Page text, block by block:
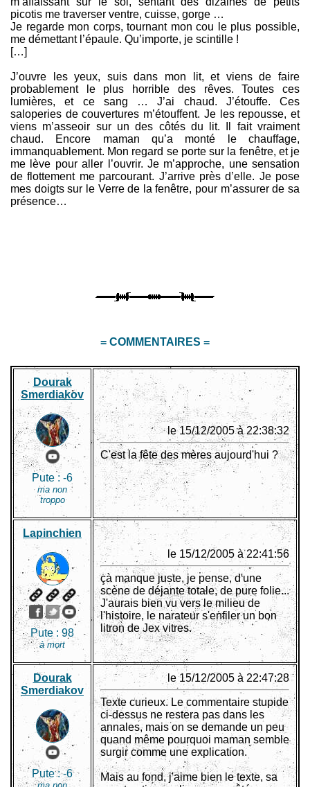
picotis me traverser ventre, cuisse, gorge …
Je regarde mon corps, tournant mon cou le plus possible,
me démettant l’épaule. Qu’importe, je scintille !
[…]
J’ouvre les yeux, suis dans mon lit, et viens de faire
probablement le plus horrible des rêves. Toutes ces
lumières, et ce sang … J’ai chaud. J’étouffe. Ces
saloperies de couvertures m’étouffent. Je les repousse, et
viens m’asseoir sur un des côtés du lit. Il fait vraiment
chaud. Encore maman qu’a monté le chauffage,
immanquablement. Mon regard se porte sur la fenêtre, et je
me lève pour aller l’ouvrir. Je m’approche, une sensation
de flottement me parcourant. J’arrive près d’elle. Je pose
mes doigts sur le Verre de la fenêtre, pour m’assurer de sa
présence…
= COMMENTAIRES =
Dourak
Smerdiakov
Pute : -6
ma non
troppo
le 15/12/2005 à 22:38:32
C'est la fête des mères aujourd'hui ?
Lapinchien
Pute : 98
à mort
le 15/12/2005 à 22:41:56
çà manque juste, je pense, d'une
scène de déjante totale, de pure folie...
J'aurais bien vu vers le milieu de
l'histoire, le narateur s'enfiler un bon
litron de Jex vitres.
Dourak
Smerdiakov
Pute :-6
le 15/12/2005 à 22:47:28
Texte curieux. Le commentaire stupide
ci-dessus ne restera pas dans les
annales, mais on se demande un peu
quand même pourquoi maman semble
surgir comme une explication.
Mais au fond, j'aime bien le texte, sa